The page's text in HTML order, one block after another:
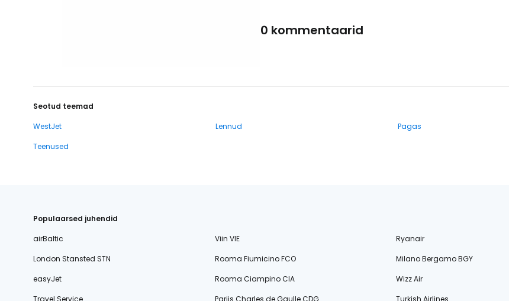
0 kommentaarid
Seotud teemad
WestJet
Lennud Pagas
Teenused
Populaarsed juhendid
airBaltic
Viin VIE
Ryanair
London Stansted STN
Rooma Fiumicino FCO
Milano Bergamo BGY
easyJet
Rooma Ciampino CIA
Wizz Air
Travel Service
Pariis Charles de Gaulle CDG Turkish Airlines